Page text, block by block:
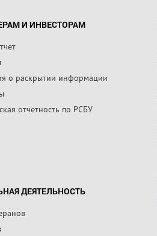
И ИНВЕСТОРАМ
о раскрытии информации
отчетность по РСБУ
ДЕЯТЕЛЬНОСТЬ